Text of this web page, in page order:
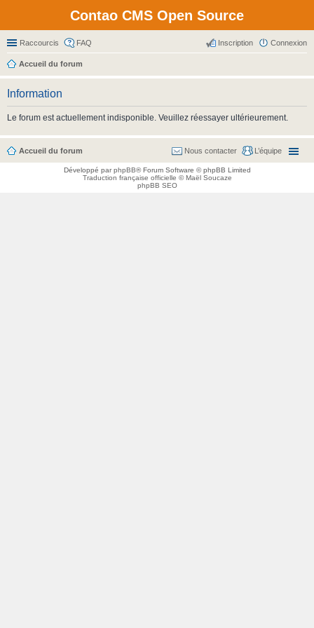
Contao CMS Open Source
Raccourcis FAQ Connexion
Inscription
Accueil du forum
Information
Le forum est actuellement indisponible. Veuillez réessayer ultérieurement.
Accueil du forum L’équipe
Nous contacter
Développé parphpBB® Forum Software © phpBB Limited
Traduction française officielle ©Maël Soucaze
phpBB SEO